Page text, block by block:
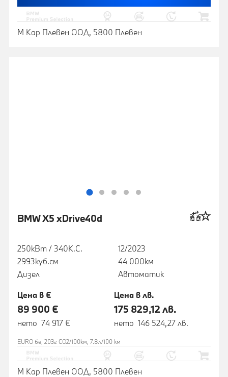
М Кар Плевен ООД, 5800 Плевен
BMW X5 xDrive40d
250кВт / 340К.С.
2993куб.cм
Дизел
12/2023
44 000км
Автоматик
Цена в €
89 900 €
нето 74 917 €
Цена в лв.
175 829,12 лв.
нето 146 524,27 лв.
EURO 6e, 203г CO2/100км, 7.8л/100 км
М Кар Плевен ООД, 5800 Плевен